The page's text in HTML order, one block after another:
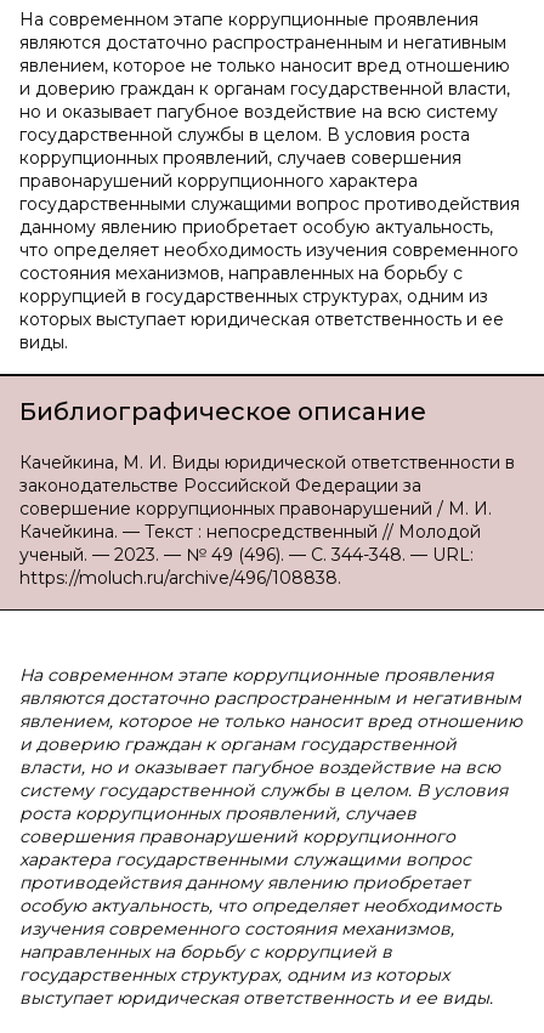
На современном этапе коррупционные проявления
являются достаточно распространенным и негативным
явлением, которое не только наносит вред отношению
и доверию граждан к органам государственной власти,
но и оказывает пагубное воздействие на всю систему
государственной службы в целом. В условия роста
коррупционных проявлений, случаев совершения
правонарушений коррупционного характера
государственными служащими вопрос противодействия
данному явлению приобретает особую актуальность,
что определяет необходимость изучения современного
состояния механизмов, направленных на борьбу с
коррупцией в государственных структурах, одним из
которых выступает юридическая ответственность и ее
виды.
Библиографическое описание
Качейкина, М. И. Виды юридической ответственности в
законодательстве Российской Федерации за
совершение коррупционных правонарушений / М. И.
Качейкина. — Текст : непосредственный // Молодой
ученый. — 2023. — № 49 (496). — С. 344-348. — URL:
https://moluch.ru/archive/496/108838.
На современном этапе коррупционные проявления
являются достаточно распространенным и негативным
явлением, которое не только наносит вред отношению
и доверию граждан к органам государственной
власти, но и оказывает пагубное воздействие на всю
систему государственной службы в целом. В условия
роста коррупционных проявлений, случаев
совершения правонарушений коррупционного
характера государственными служащими вопрос
противодействия данному явлению приобретает
особую актуальность, что определяет необходимость
изучения современного состояния механизмов,
направленных на борьбу с коррупцией в
государственных структурах, одним из которых
выступает юридическая ответственность и ее виды.